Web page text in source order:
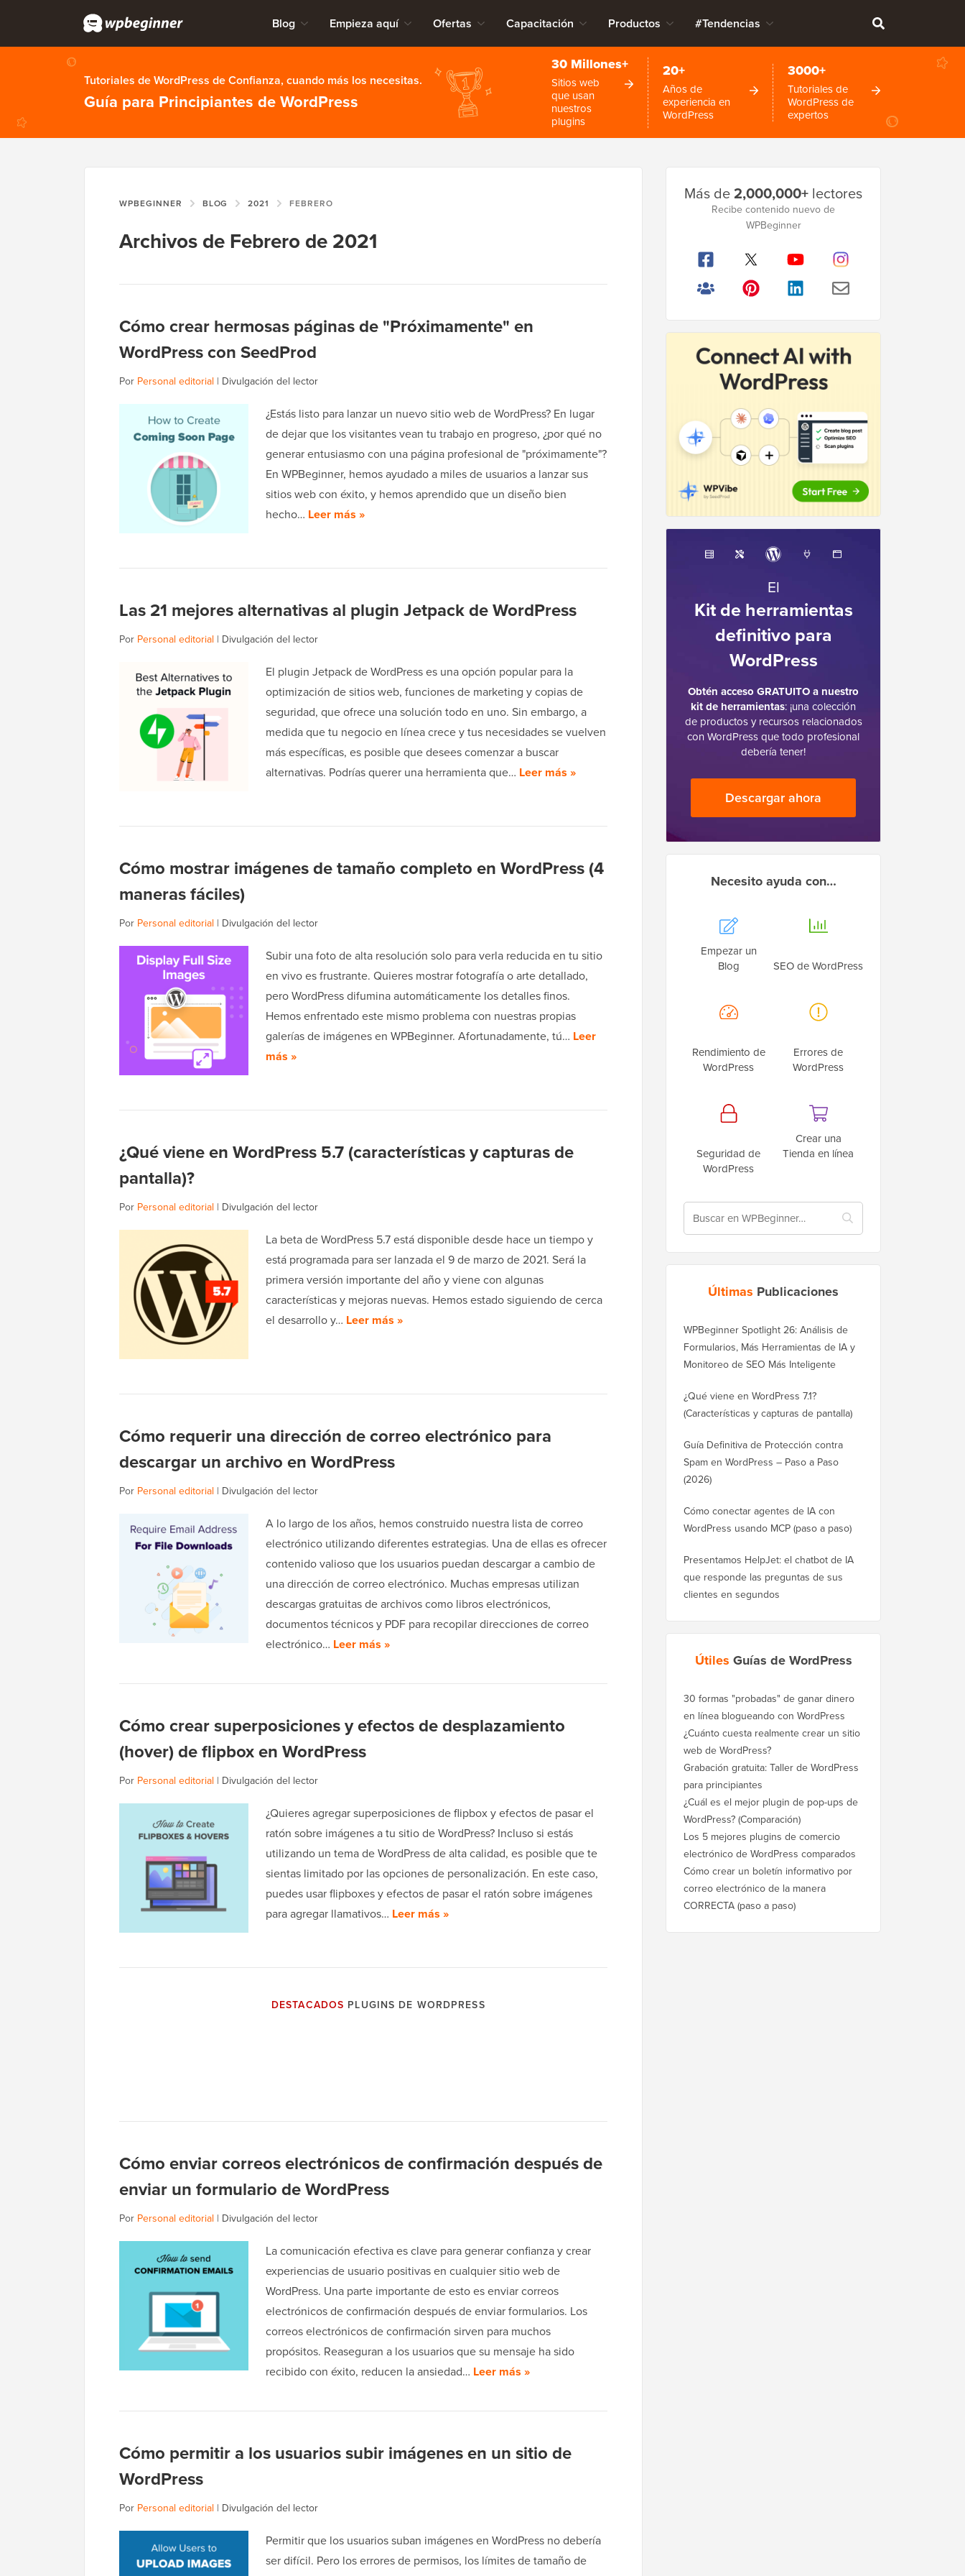
Blog Empieza aquí Ofertas Capacitación Productos #Tendencias
Tutoriales de WordPress de Confianza, cuando más los necesitas.
Guía para Principiantes de WordPress
30 Millones+
Sitios web
que usan
nuestros
plugins
20+
Años de
experiencia en
WordPress
3000+
Tutoriales de
WordPress de
expertos
WPBEGINNER BLOG 2021 FEBRERO
Archivos de Febrero de 2021
Cómo crear hermosas páginas de "Próximamente" en
WordPress con SeedProd
Por Personal editorial | Divulgación del lector
¿Estás listo para lanzar un nuevo sitio web de WordPress? En lugar
de dejar que los visitantes vean tu trabajo en progreso, ¿por qué no
generar entusiasmo con una página profesional de "próximamente"?
En WPBeginner, hemos ayudado a miles de usuarios a lanzar sus
sitios web con éxito, y hemos aprendido que un diseño bien
hecho… Leer más »
Las 21 mejores alternativas al plugin Jetpack de WordPress
Por Personal editorial | Divulgación del lector
El plugin Jetpack de WordPress es una opción popular para la
optimización de sitios web, funciones de marketing y copias de
seguridad, que ofrece una solución todo en uno. Sin embargo, a
medida que tu negocio en línea crece y tus necesidades se vuelven
más específicas, es posible que desees comenzar a buscar
alternativas. Podrías querer una herramienta que… Leer más »
Cómo mostrar imágenes de tamaño completo en WordPress (4
maneras fáciles)
Por Personal editorial | Divulgación del lector
Subir una foto de alta resolución solo para verla reducida en tu sitio
en vivo es frustrante. Quieres mostrar fotografía o arte detallado,
pero WordPress difumina automáticamente los detalles finos.
Hemos enfrentado este mismo problema con nuestras propias
galerías de imágenes en WPBeginner. Afortunadamente, tú… Leer
más »
¿Qué viene en WordPress 5.7 (características y capturas de
pantalla)?
Por Personal editorial | Divulgación del lector
La beta de WordPress 5.7 está disponible desde hace un tiempo y
está programada para ser lanzada el 9 de marzo de 2021. Será la
primera versión importante del año y viene con algunas
características y mejoras nuevas. Hemos estado siguiendo de cerca
el desarrollo y… Leer más »
Cómo requerir una dirección de correo electrónico para
descargar un archivo en WordPress
Por Personal editorial | Divulgación del lector
A lo largo de los años, hemos construido nuestra lista de correo
electrónico utilizando diferentes estrategias. Una de ellas es ofrecer
contenido valioso que los usuarios puedan descargar a cambio de
una dirección de correo electrónico. Muchas empresas utilizan
descargas gratuitas de archivos como libros electrónicos,
documentos técnicos y PDF para recopilar direcciones de correo
electrónico… Leer más »
Cómo crear superposiciones y efectos de desplazamiento
(hover) de flipbox en WordPress
Por Personal editorial | Divulgación del lector
¿Quieres agregar superposiciones de flipbox y efectos de pasar el
ratón sobre imágenes a tu sitio de WordPress? Incluso si estás
utilizando un tema de WordPress de alta calidad, es posible que te
sientas limitado por las opciones de personalización. En este caso,
puedes usar flipboxes y efectos de pasar el ratón sobre imágenes
para agregar llamativos… Leer más »
DESTACADOS PLUGINS DE WORDPRESS
Cómo enviar correos electrónicos de confirmación después de
enviar un formulario de WordPress
Por Personal editorial | Divulgación del lector
La comunicación efectiva es clave para generar confianza y crear
experiencias de usuario positivas en cualquier sitio web de
WordPress. Una parte importante de esto es enviar correos
electrónicos de confirmación después de enviar formularios. Los
correos electrónicos de confirmación sirven para muchos
propósitos. Reaseguran a los usuarios que su mensaje ha sido
recibido con éxito, reducen la ansiedad… Leer más »
Cómo permitir a los usuarios subir imágenes en un sitio de
WordPress
Por Personal editorial | Divulgación del lector
Permitir que los usuarios suban imágenes en WordPress no debería
ser difícil. Pero los errores de permisos, los límites de tamaño de
lateral
Más de2,000,000+ lectores
Recibe contenido nuevo de
WPBeginner
El
Kit de herramientas
definitivo para
WordPress
Obtén acceso GRATUITO a nuestro
kit de herramientas: ¡una colección
de productos y recursos relacionados
con WordPress que todo profesional
debería tener!
Descargar ahora
Necesito ayuda con…
Empezar un
Blog
SEO de WordPress
Rendimiento de
WordPress
Errores de
WordPress
Seguridad de
WordPress
Crear una
Tienda en línea
Últimas Publicaciones
WPBeginner Spotlight 26: Análisis de
Formularios, Más Herramientas de IA y
Monitoreo de SEO Más Inteligente
¿Qué viene en WordPress 7.1?
(Características y capturas de pantalla)
Guía Definitiva de Protección contra
Spam en WordPress – Paso a Paso
(2026)
Cómo conectar agentes de IA con
WordPress usando MCP (paso a paso)
Presentamos HelpJet: el chatbot de IA
que responde las preguntas de sus
clientes en segundos
Útiles Guías de WordPress
30 formas "probadas" de ganar dinero
en línea blogueando con WordPress
¿Cuánto cuesta realmente crear un sitio
web de WordPress?
Grabación gratuita: Taller de WordPress
para principiantes
¿Cuál es el mejor plugin de pop-ups de
WordPress? (Comparación)
Los 5 mejores plugins de comercio
electrónico de WordPress comparados
Cómo crear un boletín informativo por
correo electrónico de la manera
CORRECTA (paso a paso)